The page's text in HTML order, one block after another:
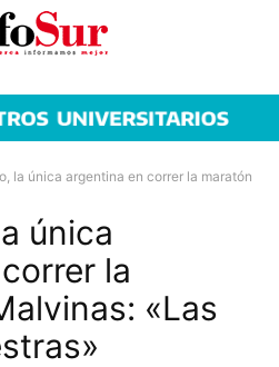
la única argentina en correr la maratón
única
la
«Las